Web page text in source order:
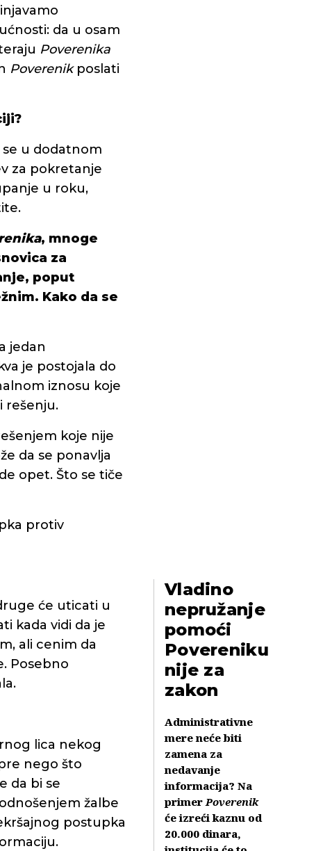
da u osam
Poverenika
Poverenikposlati
se u dodatnom
za pokretanje
u roku,
, mnoge
za
poput
Kako da se
jedan
je postojala do
iznosu koje
rešenju.
koje nije
da se ponavlja
opet. Što se tiče
protiv
Vladino
nepružanje
pomoći
Povereniku
nije za
zakon
Administrativne
mere neće biti
zamena za
nedavanje
informacija? Na
primerPoverenik
će izreći kaznu od
20.000 dinara,
će uticati u
kada vidi da je
ali cenim da
Posebno
lica nekog
nego što
da bi se
žalbe
postupka